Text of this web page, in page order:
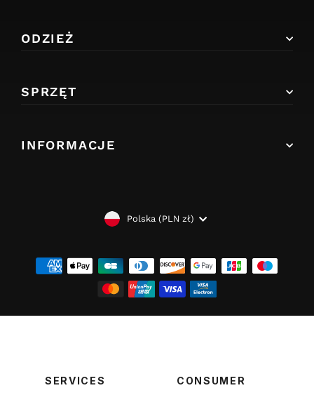
ODZIEŻ
SPRZĘT
INFORMACJE
WALUTA
Polska (PLN zł)
SERVICES CONSUMER